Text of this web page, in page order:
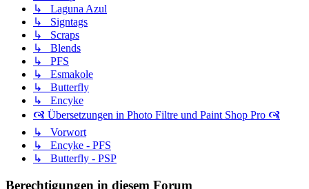
↳ Laguna Azul
↳ Signtags
↳ Scraps
↳ Blends
↳ PFS
↳ Esmakole
↳ Butterfly
↳ Encyke
🙧 Übersetzungen in Photo Filtre und Paint Shop Pro 🙧
↳ Vorwort
↳ Encyke - PFS
↳ Butterfly - PSP
Berechtigungen in diesem Forum